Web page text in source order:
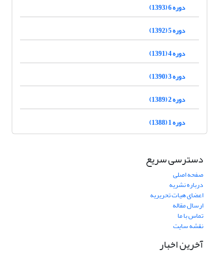
دوره 6 (1393)
دوره 5 (1392)
دوره 4 (1391)
دوره 3 (1390)
دوره 2 (1389)
دوره 1 (1388)
دسترسی سریع
صفحه اصلی
درباره نشریه
اعضای هیات تحریریه
ارسال مقاله
تماس با ما
نقشه سایت
آخرین اخبار